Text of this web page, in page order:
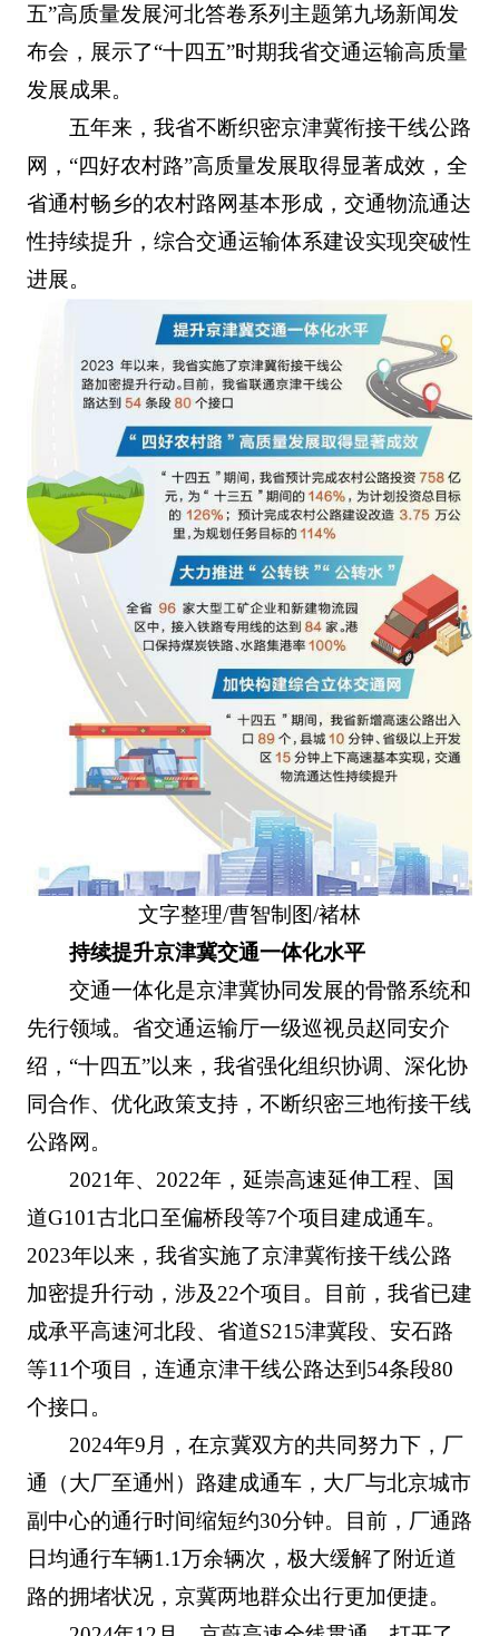
五”高质量发展河北答卷系列主题第九场新闻发
布会，展示了“十四五”时期我省交通运输高质量
发展成果。
五年来，我省不断织密京津冀衔接干线公路
网，“四好农村路”高质量发展取得显著成效，全
省通村畅乡的农村路网基本形成，交通物流通达
性持续提升，综合交通运输体系建设实现突破性
进展。
文字整理/曹智制图/褚林
持续提升京津冀交通一体化水平
交通一体化是京津冀协同发展的骨骼系统和
先行领域。省交通运输厅一级巡视员赵同安介
绍，“十四五”以来，我省强化组织协调、深化协
同合作、优化政策支持，不断织密三地衔接干线
公路网。
2021年、2022年，延崇高速延伸工程、国
道G101古北口至偏桥段等7个项目建成通车。
2023年以来，我省实施了京津冀衔接干线公路
加密提升行动，涉及22个项目。目前，我省已建
成承平高速河北段、省道S215津冀段、安石路
等11个项目，连通京津干线公路达到54条段80
个接口。
2024年9月，在京冀双方的共同努力下，厂
通（大厂至通州）路建成通车，大厂与北京城市
副中心的通行时间缩短约30分钟。目前，厂通路
日均通行车辆1.1万余辆次，极大缓解了附近道
路的拥堵状况，京冀两地群众出行更加便捷。